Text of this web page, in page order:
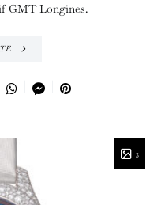
GMT Longines.
3